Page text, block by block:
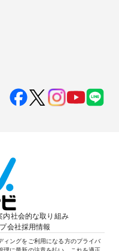
内社会的な取り組み
会社採用情報
ィングをご利用になる方のプライバ